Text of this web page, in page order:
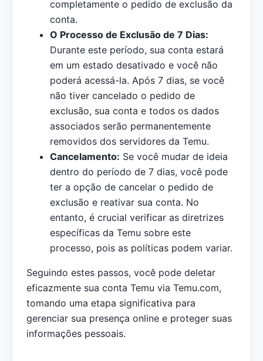
completamente o pedido de exclusão da
conta.
O Processo de Exclusão de 7 Dias:
Durante este período, sua conta estará
em um estado desativado e você não
poderá acessá-la. Após 7 dias, se você
não tiver cancelado o pedido de
exclusão, sua conta e todos os dados
associados serão permanentemente
removidos dos servidores da Temu.
Cancelamento: Se você mudar de ideia
dentro do período de 7 dias, você pode
ter a opção de cancelar o pedido de
exclusão e reativar sua conta. No
entanto, é crucial verificar as diretrizes
específicas da Temu sobre este
processo, pois as políticas podem variar.
Seguindo estes passos, você pode deletar
eficazmente sua conta Temu via Temu.com,
tomando uma etapa significativa para
gerenciar sua presença online e proteger suas
informações pessoais.